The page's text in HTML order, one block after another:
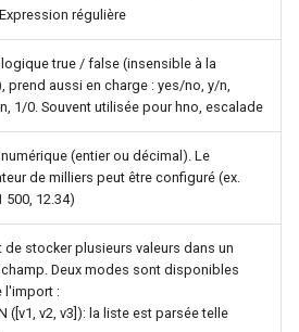
régulière
true / false (insensible à la
prend aussi en charge : yes/no, y/n,
1/0. Souvent utilisée pour hno, escalade
(entier ou décimal). Le
de milliers peut être configuré (ex.
500, 12.34)
de stocker plusieurs valeurs dans un
Deux modes sont disponibles
l'import :
([v1, v2, v3]): la liste est parsée telle